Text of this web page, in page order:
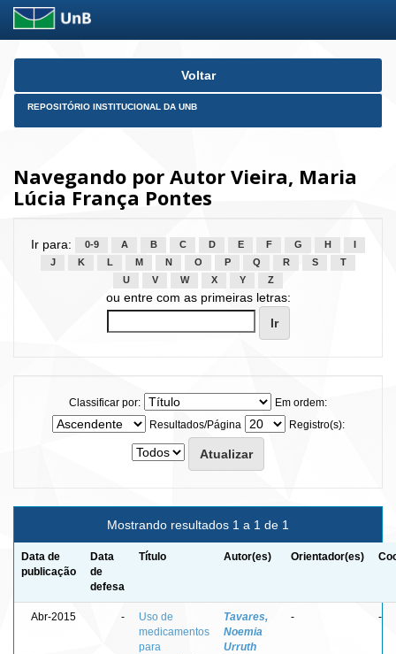
Skip
Voltar
REPOSITÓRIO INSTITUCIONAL DA UNB
Navegando por Autor Vieira, Maria
Lúcia França Pontes
Ir para: 0-9 A B C D E F G H
J
K L M N O P Q R S
T
U
V W X Y Z
ou entre com as primeiras letras:
Classificar por:
Em ordem:
Resultados/Página
Registro(s):
Mostrando resultados 1 a 1 de 1
Data de
publicação
Data
de
defesa
Título Autor(es) Orientador(es)
Abr-2015 -
Uso de
medicamentos
para
Tavares,
Noemia
Urruth
- -